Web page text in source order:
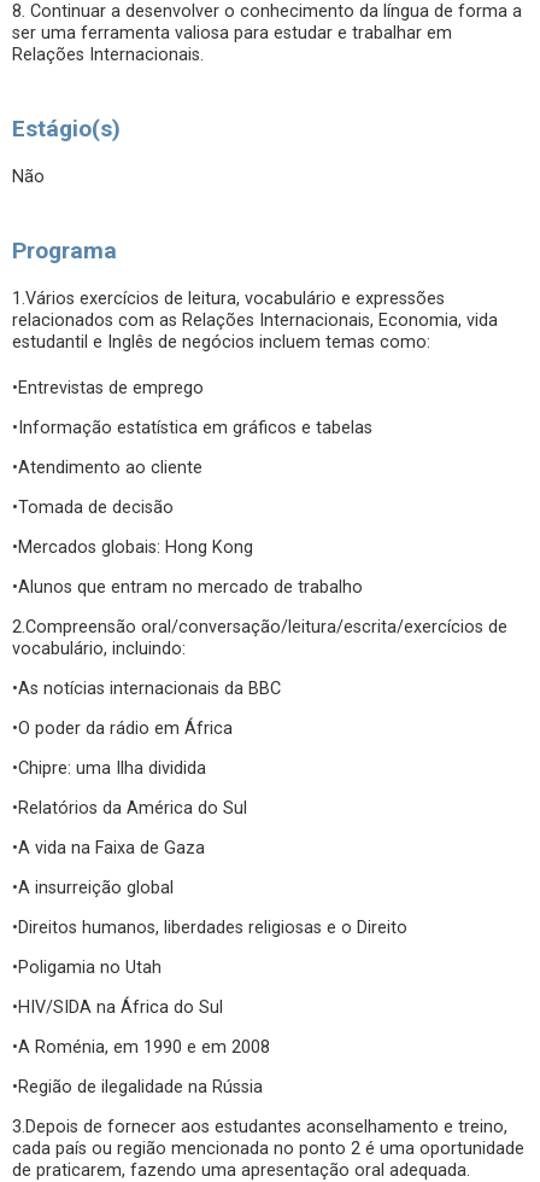
8. Continuar a desenvolver o conhecimento da língua de forma a
ser uma ferramenta valiosa para estudar e trabalhar em
Relações Internacionais.
Estágio(s)
Não
Programa
1.Vários exercícios de leitura, vocabulário e expressões
relacionados com as Relações Internacionais, Economia, vida
estudantil e Inglês de negócios incluem temas como:
•Entrevistas de emprego
•Informação estatística em gráficos e tabelas
•Atendimento ao cliente
•Tomada de decisão
•Mercados globais: Hong Kong
•Alunos que entram no mercado de trabalho
2.Compreensão oral/conversação/leitura/escrita/exercícios de
vocabulário, incluindo:
•As notícias internacionais da BBC
•O poder da rádio em África
•Chipre: uma Ilha dividida
•Relatórios da América do Sul
•A vida na Faixa de Gaza
•A insurreição global
•Direitos humanos, liberdades religiosas e o Direito
•Poligamia no Utah
•HIV/SIDA na África do Sul
•A Roménia, em 1990 e em 2008
•Região de ilegalidade na Rússia
3.Depois de fornecer aos estudantes aconselhamento e treino,
cada país ou região mencionada no ponto 2 é uma oportunidade
de praticarem, fazendo uma apresentação oral adequada.